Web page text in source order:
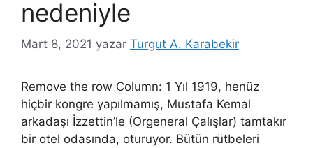
nedeniyle
Mart 8, 2021 yazar Turgut A. Karabekir
Remove the row Column: 1 Yıl 1919, henüz
hiçbir kongre yapılmamış, Mustafa Kemal
arkadaşı İzzettin’le (Orgeneral Çalışlar) tamtakır
bir otel odasında, oturuyor. Bütün rütbeleri